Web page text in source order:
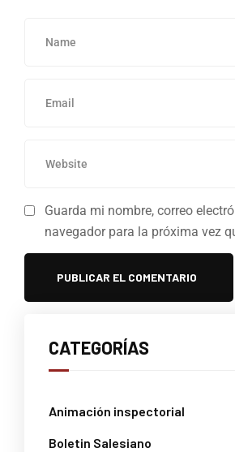
Guarda mi nombre, correo
navegador para la próxima vez
CATEGORÍAS
Animación inspectorial
Boletin Salesiano